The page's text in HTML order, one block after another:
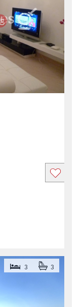
3 3